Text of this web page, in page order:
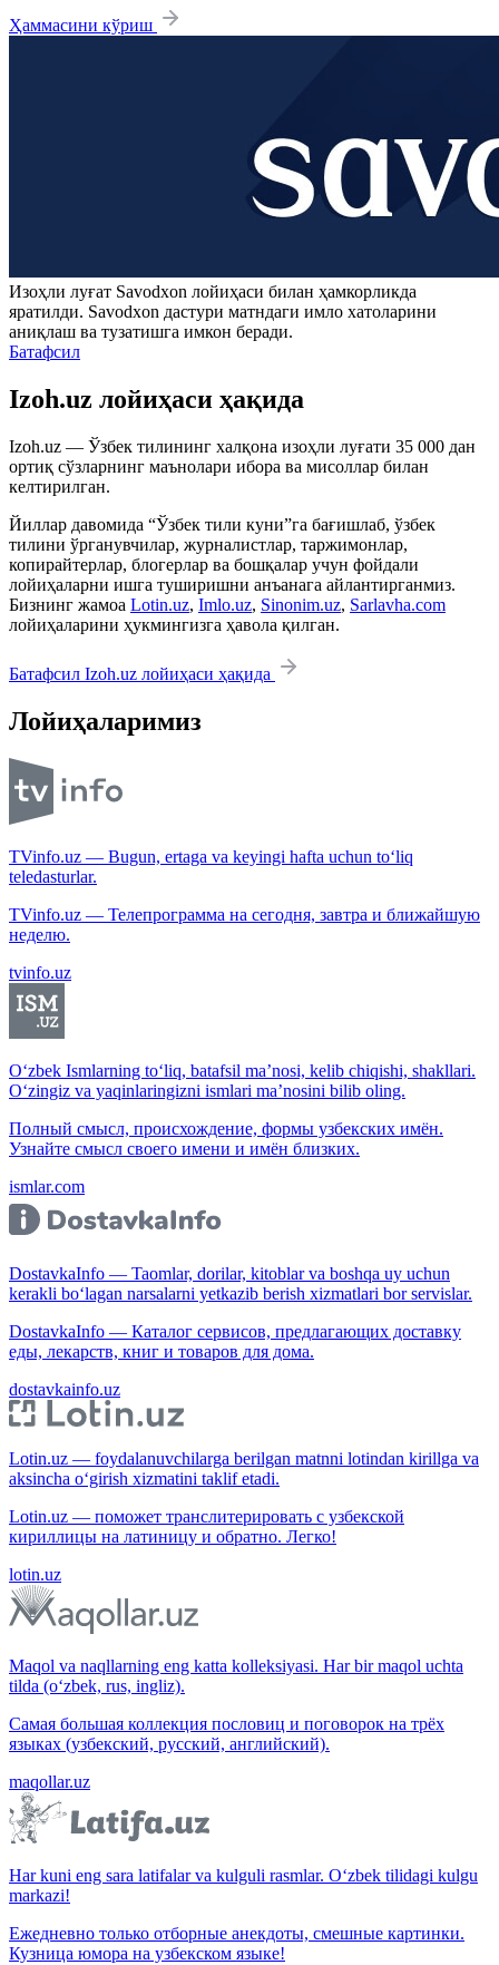
Ҳаммасини кўриш
Изоҳли луғат Savodxon лойиҳаси билан ҳамкорликда
яратилди. Savodxon дастури матндаги имло хатоларини
аниқлаш ва тузатишга имкон беради.
Батафсил
Izoh.uz лойиҳаси ҳақида
Izoh.uz — Ўзбек тилининг халқона изоҳли луғати 35 000 дан
ортиқ сўзларнинг маънолари ибора ва мисоллар билан
келтирилган.
Йиллар давомида “Ўзбек тили куни”га бағишлаб, ўзбек
тилини ўрганувчилар, журналистлар, таржимонлар,
копирайтерлар, блогерлар ва бошқалар учун фойдали
лойиҳаларни ишга туширишни анъанага айлантирганмиз.
Бизнинг жамоа Lotin.uz, Imlo.uz, Sinonim.uz, Sarlavha.com
лойиҳаларини ҳукмингизга ҳавола қилган.
Батафсил Izoh.uz лойиҳаси ҳақида
Лойиҳаларимиз
TVinfo.uz — Bugun, ertaga va keyingi hafta uchun to‘liq
teledasturlar.
TVinfo.uz — Телепрограмма на сегодня, завтра и ближайшую
неделю.
tvinfo.uz
O‘zbek Ismlarning to‘liq, batafsil ma’nosi, kelib chiqishi, shakllari.
O‘zingiz va yaqinlaringizni ismlari ma’nosini bilib oling.
Полный смысл, происхождение, формы узбекских имён.
Узнайте смысл своего имени и имён близких.
ismlar.com
DostavkaInfo — Taomlar, dorilar, kitoblar va boshqa uy uchun
kerakli bo‘lagan narsalarni yetkazib berish xizmatlari bor servislar.
DostavkaInfo — Каталог сервисов, предлагающих доставку
еды, лекарств, книг и товаров для дома.
dostavkainfo.uz
Lotin.uz — foydalanuvchilarga berilgan matnni lotindan kirillga va
aksincha o‘girish xizmatini taklif etadi.
Lotin.uz — поможет транслитерировать с узбекской
кириллицы на латиницу и обратно. Легко!
lotin.uz
Maqol va naqllarning eng katta kolleksiyasi. Har bir maqol uchta
tilda (o‘zbek, rus, ingliz).
Самая большая коллекция пословиц и поговорок на трёх
языках (узбекский, русский, английский).
maqollar.uz
Har kuni eng sara latifalar va kulguli rasmlar. O‘zbek tilidagi kulgu
markazi!
Ежедневно только отборные анекдоты, смешные картинки.
Кузница юмора на узбекском языке!